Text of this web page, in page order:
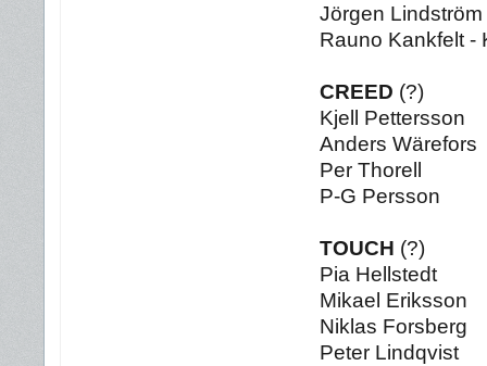
Jörgen
Rauno Kankfelt -
CREED (?)
Kjell Pettersson
Anders Wärefors
Per Thorell
P-G Persson
TOUCH (?)
Pia Hellstedt
Mikael Eriksson
Niklas Forsberg
Peter Lindqvist